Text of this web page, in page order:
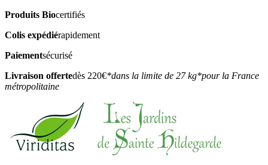
Produits Biocertifiés
Colis expédiérapidement
Paiementsécurisé
Livraison offertedès 220€*dans la limite de 27 kg*pour la France
métropolitaine